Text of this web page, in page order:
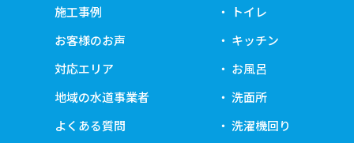
施工事例
お客様のお声
対応エリア
地域の水道事業者
よくある質問
トイレ
キッチン
お風呂
洗面所
洗濯機回り